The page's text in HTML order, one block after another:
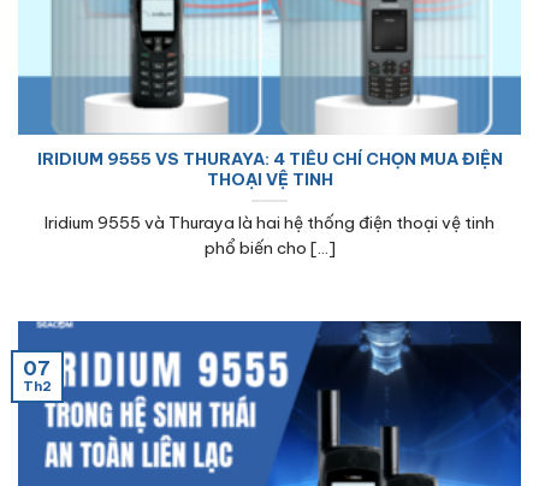
IRIDIUM 9555 VS THURAYA: 4 TIÊU CHÍ CHỌN MUA ĐIỆN
THOẠI VỆ TINH
Iridium 9555 và Thuraya là hai hệ thống điện thoại vệ tinh
phổ biến cho [...]
07
Th2